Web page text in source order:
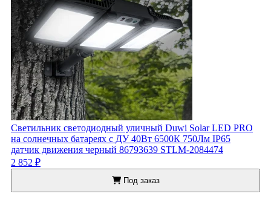
Светильник светодиодный уличный Duwi Solar LED PRO
на солнечных батареях с ДУ 40Вт 6500К 750Лм IP65
датчик движения черный 86793639 STLM-2084474
2 852 ₽
Под заказ